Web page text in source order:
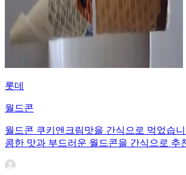
롯데
월드콘
월드콘 쿠키앤크림맛을 간식으로 먹었습
콤한 맛과 부드러운 월드콘을 간식으로 추